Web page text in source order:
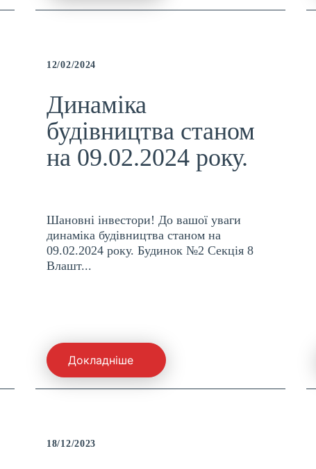
12/02/2024
Динаміка
будівництва станом
на 09.02.2024 року.
Шановні інвестори! До вашої уваги
динаміка будівництва станом на
09.02.2024 року. Будинок №2 Секція 8
Влашт...
Докладніше
18/12/2023